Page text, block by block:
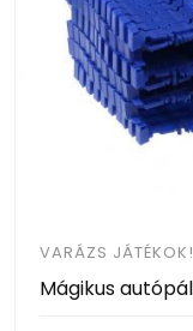
VARÁZS JÁTÉKOK!